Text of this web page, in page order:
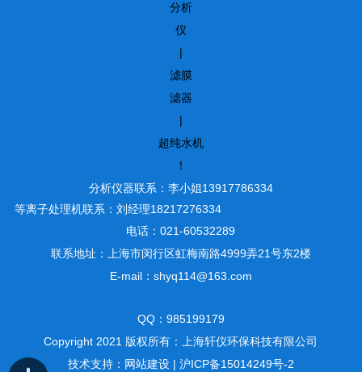
分析
仪
|
滤膜
滤器
|
超纯水机
！
分析仪器联系：李小姐13917786334
等离子处理机联系：刘经理18217276334
电话：021-60532289
联系地址：上海市闵行区虹梅南路4999弄21号东2楼
E-mail：shyq114@163.com
QQ：985199179
Copyright 2021 版权所有：上海轩仪环保科技有限公司
技术支持： 网站建设| 沪ICP备15014249号-2